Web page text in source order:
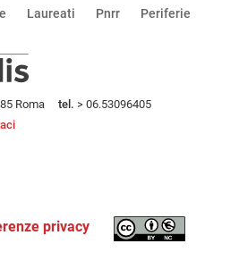
Laureati Pnrr Periferie
Roma tel. > 06.53096405
privacy